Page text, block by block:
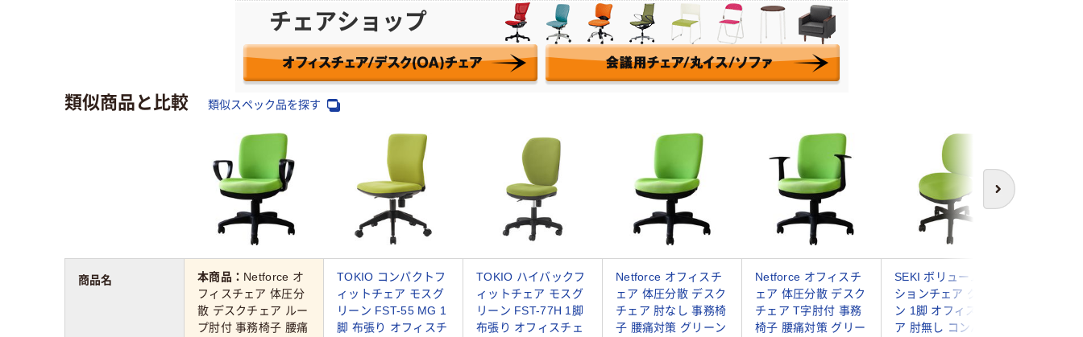
チェアショップ
類似商品と比較 類似スペック品を探す
次へ
本商品： Netforce オ
フィスチェア 体圧分
散 デスクチェア ルー
プ肘付 事務椅子 腰痛
TOKIO コンパクトフ
ィットチェア モスグ
リーン FST-55 MG 1
脚 布張り オフィスチ
TOKIO ハイバックフ
ィットチェア モスグ
リーン FST-77H 1脚
布張り オフィスチェ
Netforce オフィスチ
ェア 体圧分散 デスク
チェア 肘なし 事務椅
子 腰痛対策 グリーン
Netforce オフィスチ
ェア 体圧分散 デスク
チェア T字肘付 事務
椅子 腰痛対策 グリー
SEKI ボリュームクッ
ションチェア グリー
ン 1脚 オフィスチェ
ア 肘無し コンパクト
商品名